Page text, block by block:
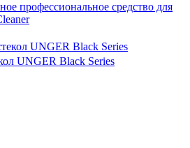
профессиональное средство для
UNGER Black Series